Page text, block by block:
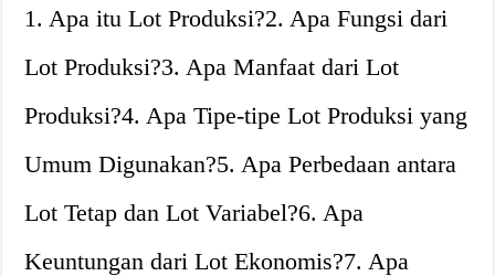
1. Apa itu Lot Produksi?2. Apa Fungsi dari
Lot Produksi?3. Apa Manfaat dari Lot
Produksi?4. Apa Tipe-tipe Lot Produksi yang
Umum Digunakan?5. Apa Perbedaan antara
Lot Tetap dan Lot Variabel?6. Apa
Keuntungan dari Lot Ekonomis?7. Apa